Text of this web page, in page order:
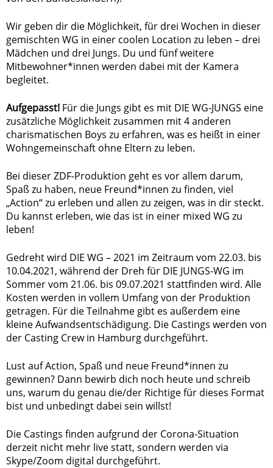
Wir geben dir die Möglichkeit, für drei Wochen in dieser
gemischten WG in einer coolen Location zu leben – drei
Mädchen und drei Jungs. Du und fünf weitere
Mitbewohner*innen werden dabei mit der Kamera
begleitet.
Aufgepasst! Für die Jungs gibt es mit DIE WG-JUNGS eine
zusätzliche Möglichkeit zusammen mit 4 anderen
charismatischen Boys zu erfahren, was es heißt in einer
Wohngemeinschaft ohne Eltern zu leben.
Bei dieser ZDF-Produktion geht es vor allem darum,
Spaß zu haben, neue Freund*innen zu finden, viel
„Action“ zu erleben und allen zu zeigen, was in dir steckt.
Du kannst erleben, wie das ist in einer mixed WG zu
leben!
Gedreht wird DIE WG – 2021 im Zeitraum vom 22.03. bis
10.04.2021, während der Dreh für DIE JUNGS-WG im
Sommer vom 21.06. bis 09.07.2021 stattfinden wird. Alle
Kosten werden in vollem Umfang von der Produktion
getragen. Für die Teilnahme gibt es außerdem eine
kleine Aufwandsentschädigung. Die Castings werden von
der Casting Crew in Hamburg durchgeführt.
Lust auf Action, Spaß und neue Freund*innen zu
gewinnen? Dann bewirb dich noch heute und schreib
uns, warum du genau die/der Richtige für dieses Format
bist und unbedingt dabei sein willst!
Die Castings finden aufgrund der Corona-Situation
derzeit nicht mehr live statt, sondern werden via
Skype/Zoom digital durchgeführt.